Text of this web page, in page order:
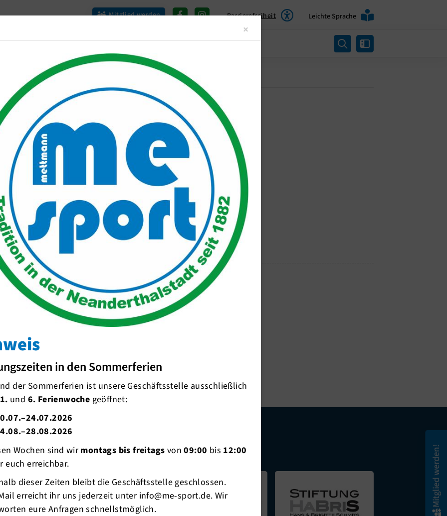
Mitglied werden Barrierefreiheit Leichte Sprache
PLUS Unser Verein Mitgliederservice Verantwortung
+ Links
Shaolin
und Links
1
2
3
3
und Unterstützer
Mitglied werden!
×
in den Sommerferien
der Sommerferien ist unsere Geschäftsstelle ausschließlich
und 6. Ferienwoche geöffnet:
Wochen sind wirmontags bis freitags von09:00 bis 12:00
euch erreichbar.
dieser Zeiten bleibt die Geschäftsstelle geschlossen.
erreicht ihr uns jederzeit unter info@me-sport.de. Wir
eure Anfragen schnellstmöglich.